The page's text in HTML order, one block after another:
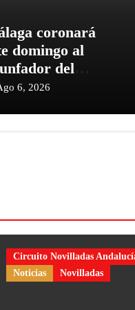
coronará
domingo al
del
de
6, 2026
Circuito Novilladas
Noticias
Novilladas